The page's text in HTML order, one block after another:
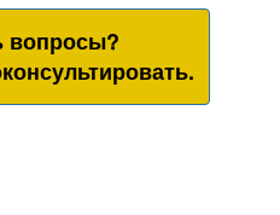
вопросы?